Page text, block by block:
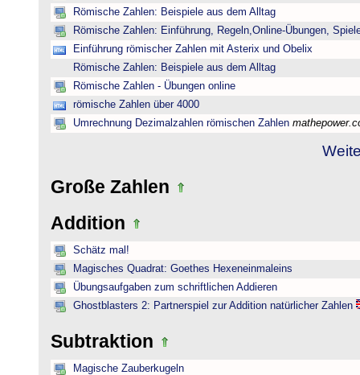
Römische Zahlen: Beispiele aus dem Alltag
Römische Zahlen: Einführung, Regeln,Online-Übungen,
Einführung römischer Zahlen mit Asterix und Obelix
Römische Zahlen: Beispiele aus dem Alltag
Römische Zahlen - Übungen online
römische Zahlen über 4000
Umrechnung Dezimalzahlen römischen Zahlen
Große Zahlen
Addition
Schätz mal!
Magisches Quadrat: Goethes Hexeneinmaleins
Übungsaufgaben zum schriftlichen Addieren
Ghostblasters 2: Partnerspiel zur Addition natürlicher Zahlen
Subtraktion
Magische Zauberkugeln